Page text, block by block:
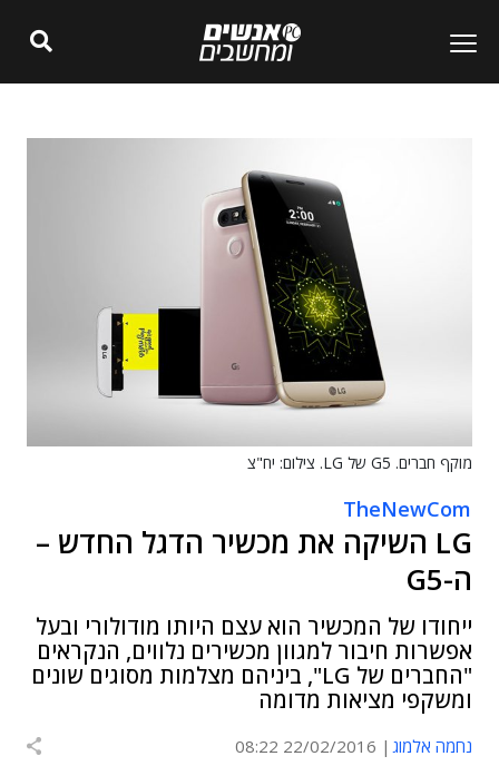
מוקף חברים. G5 של LG. צילום: יח"צ
TheNewCom
LG השיקה את מכשיר הדגל החדש –
ה-G5
ייחודו של המכשיר הוא עצם היותו מודולורי ובעל
אפשרות חיבור למגוון מכשירים נלווים, הנקראים
"החברים של LG", ביניהם מצלמות מסוגים שונים
ומשקפי מציאות מדומה
נחמה אלמוג 22/02/2016 08:22